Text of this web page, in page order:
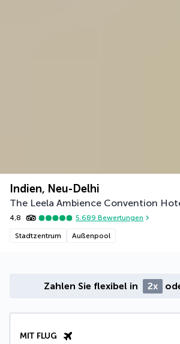
Indien, Neu-Delhi
The Leela Ambience Convention
4,8 5.689 Bewertungen
Stadtzentrum Außenpool
Zahlen Sie flexibel in 2x
MIT FLUG